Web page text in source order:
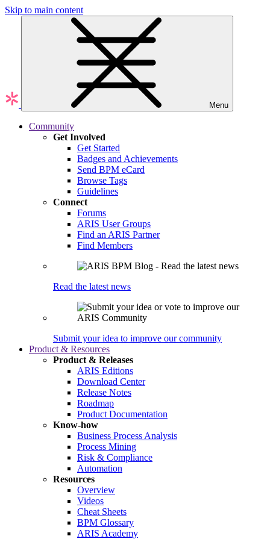
Skip to main content
Menu
Community
Get Involved
Get Started
Badges and Achievements
Send BPM eCard
Browse Tags
Guidelines
Connect
Forums
ARIS User Groups
Find an ARIS Partner
Find Members
Read the latest news
Submit your idea to improve our community
Product & Resources
Product & Releases
ARIS Editions
Download Center
Release Notes
Roadmap
Product Documentation
Know-how
Business Process Analysis
Process Mining
Risk & Compliance
Automation
Resources
Overview
Videos
Cheat Sheets
BPM Glossary
ARIS Academy